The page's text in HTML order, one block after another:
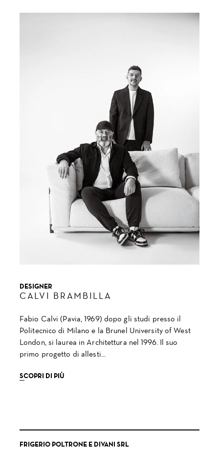
DESIGNER
CALVI BRAMBILLA
Fabio Calvi (Pavia, 1969) dopo gli studi presso il
Politecnico di Milano e la Brunel University of West
London, si laurea in Architettura nel 1996. Il suo
primo progetto di allesti...
SCOPRI DI PIÙ
FRIGERIO POLTRONE E DIVANI SRL